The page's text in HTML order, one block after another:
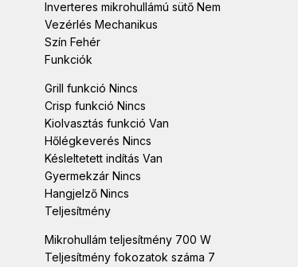
Inverteres mikrohullámú sütő Nem
Vezérlés Mechanikus
Szín Fehér
Funkciók
Grill funkció Nincs
Crisp funkció Nincs
Kiolvasztás funkció Van
Hőlégkeverés Nincs
Késleltetett indítás Van
Gyermekzár Nincs
Hangjelző Nincs
Teljesítmény
Mikrohullám teljesítmény 700 W
Teljesítmény fokozatok száma 7